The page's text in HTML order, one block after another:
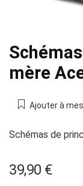
mère
Ajouter à
Schémas de
39,90 €